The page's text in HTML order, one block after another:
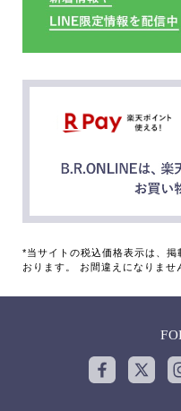
*当サイトの税込価格表示は、
おります。 お間違えになりませ